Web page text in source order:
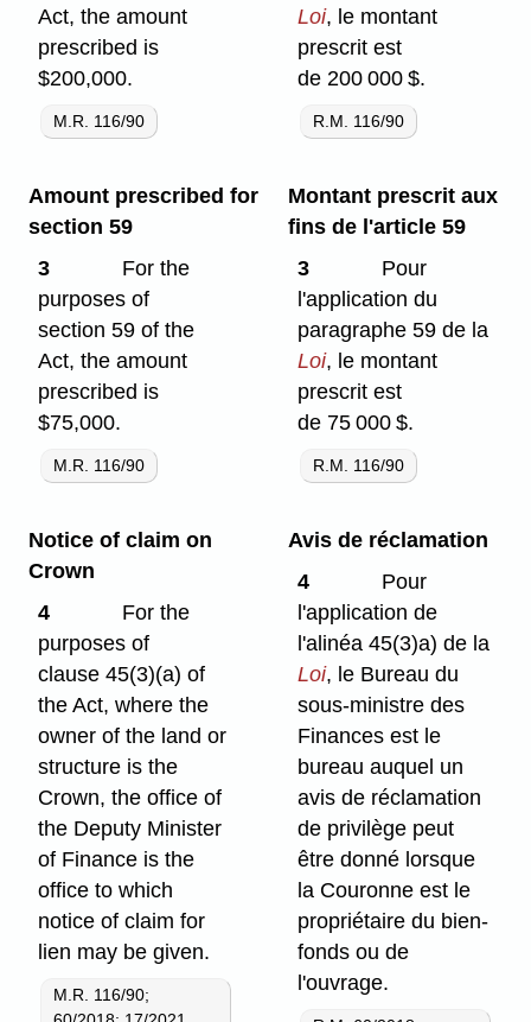
Act, the amount
prescribed is
$200,000.
M.R. 116/90
Loi, le montant
prescrit est
de 200 000 $.
R.M. 116/90
Amount prescribed for
section 59
3
For the
purposes of
section 59 of the
Act, the amount
prescribed is
$75,000.
M.R. 116/90
Montant prescrit aux
fins de l'article 59
3
Pour
l'application du
paragraphe 59 de la
Loi, le montant
prescrit est
de 75 000 $.
R.M. 116/90
Notice of claim on
Crown
4
For the
purposes of
clause 45(3)⁠(a) of
the Act, where the
owner of the land or
structure is the
Crown, the office of
the Deputy Minister
of Finance is the
office to which
notice of claim for
lien may be given.
M.R. 116/90;
Avis de réclamation
4
Pour
l'application de
l'alinéa 45(3)a) de la
Loi, le Bureau du
sous-ministre des
Finances est le
bureau auquel un
avis de réclamation
de privilège peut
être donné lorsque
la Couronne est le
propriétaire du bien-
fonds ou de
l'ouvrage.